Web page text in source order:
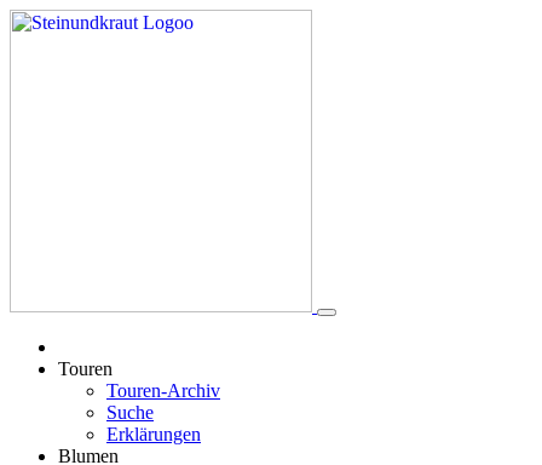
Touren
Touren-Archiv
Suche
Erklärungen
Blumen